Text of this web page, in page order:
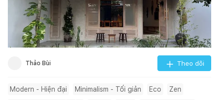
Thảo Bùi Theo dõi
Modern - Hiện đại Minimalism - Tối giản Eco
Zen